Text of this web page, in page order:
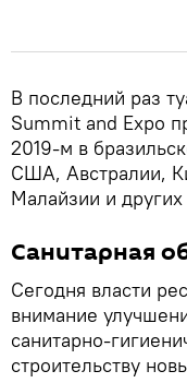
В последний раз
Summit and Expo
2019-м в
США, Австралии,
Малайзии и других
Санитарная
Сегодня власти
внимание
санитарно-
строительству